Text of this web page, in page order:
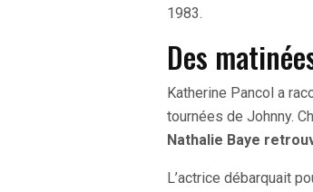
1983.
Des
Katherine Pancol a
tournées de Johnny.
Nathalie Baye
L’actrice débarquait